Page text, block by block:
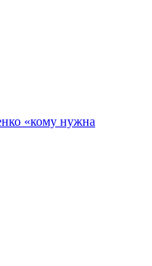
«кому нужна